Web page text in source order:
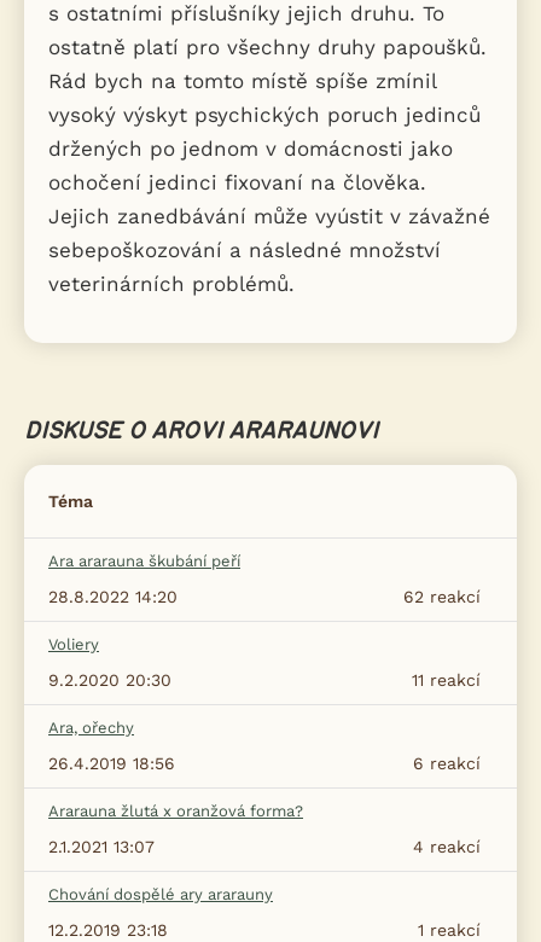
s ostatními příslušníky jejich druhu. To
ostatně platí pro všechny druhy papoušků.
Rád bych na tomto místě spíše zmínil
vysoký výskyt psychických poruch jedinců
držených po jednom v domácnosti jako
ochočení jedinci fixovaní na člověka.
Jejich zanedbávání může vyústit v závažné
sebepoškozování a následné množství
veterinárních problémů.
DISKUSE O AROVI ARARAUNOVI
Téma
Ara ararauna škubání peří
62 reakcí
28.8.2022 14:20
Voliery
11 reakcí
9.2.2020 20:30
Ara, ořechy
6 reakcí
26.4.2019 18:56
Ararauna žlutá x oranžová forma?
4 reakcí
2.1.2021 13:07
Chování dospělé ary ararauny
1 reakcí
12.2.2019 23:18